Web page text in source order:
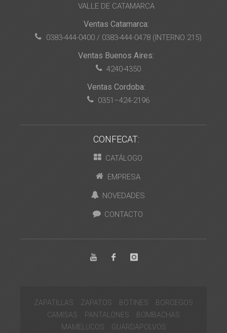
VALLE DE CATAMARCA
Ventas Catamarca:
0383-444-0400 / 0383-444-0478 (INTERNO 215)
Ventas Buenos Aires:
4240-4350
Ventas Cordoba:
0351–424-2196
CONFECAT:
CATÁLOGO
EMPRESA
NOVEDADES
CONTACTO
ZAPATILLAS ZAPATOS BOTINES
BORCEGOS
CAMISAS
PANTALONES
BOMBACHAS
MAMELUCOS
GUARDAPOLVOS